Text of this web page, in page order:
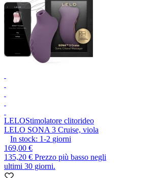
LELOStimolatore clitorideo
LELO SONA 3 Cruise, viola
In stock: 1-2 giorni
169,00 €
135,20 € Prezzo più basso negli
ultimi 30 giorni.